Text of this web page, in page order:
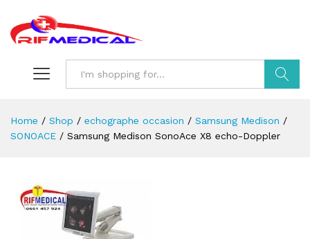
Home / Shop / echographe occasion / Samsung Medison /
SONOACE / Samsung Medison SonoAce X8 echo-Doppler